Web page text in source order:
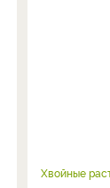
Хвойные